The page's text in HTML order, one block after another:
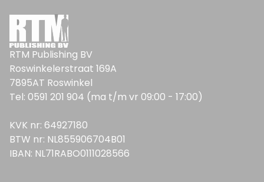
RTM Publishing BV
Roswinkelerstraat 169A
7895AT Roswinkel
Tel: 0591 201 904 (ma t/m vr 09:00 - 17:00)
KVK nr: 64927180
BTW nr: NL855906704B01
IBAN: NL71RABO0111028566